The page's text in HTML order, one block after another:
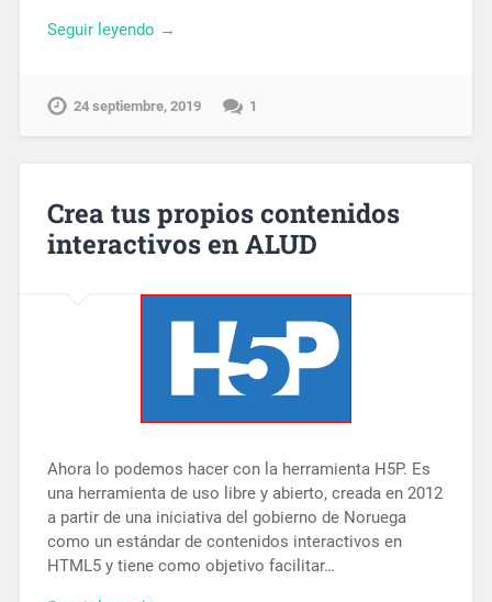
Seguir leyendo →
24 septiembre, 2019 1
Crea tus propios contenidos
interactivos en ALUD
Ahora lo podemos hacer con la herramienta H5P. Es
una herramienta de uso libre y abierto, creada en 2012
a partir de una iniciativa del gobierno de Noruega
como un estándar de contenidos interactivos en
HTML5 y tiene como objetivo facilitar…